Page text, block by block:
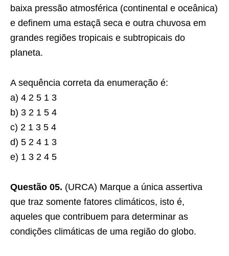
baixa pressão atmosférica (continental e oceânica)
e definem uma estaçã seca e outra chuvosa em
grandes regiões tropicais e subtropicais do
planeta.
A sequência correta da enumeração é:
a) 4 2 5 1 3
b) 3 2 1 5 4
c) 2 1 3 5 4
d) 5 2 4 1 3
e) 1 3 2 4 5
Questão 05. (URCA) Marque a única assertiva
que traz somente fatores climáticos, isto é,
aqueles que contribuem para determinar as
condições climáticas de uma região do globo.